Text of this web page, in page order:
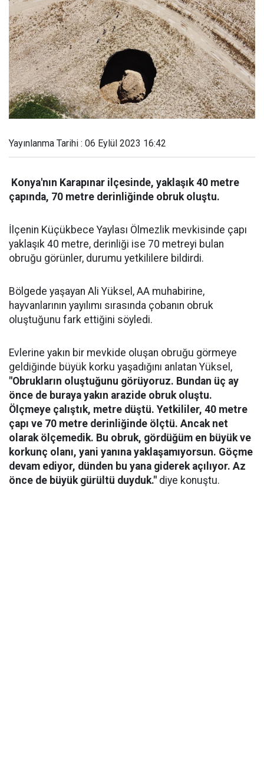
Yayınlanma Tarihi : 06 Eylül 2023 16:42
Konya'nın Karapınar ilçesinde, yaklaşık 40 metre
çapında, 70 metre derinliğinde obruk oluştu.
İlçenin Küçükbece Yaylası Ölmezlik mevkisinde çapı
yaklaşık 40 metre, derinliği ise 70 metreyi bulan
obruğu görünler, durumu yetkililere bildirdi.
Bölgede yaşayan Ali Yüksel, AA muhabirine,
hayvanlarının yayılımı sırasında çobanın obruk
oluştuğunu fark ettiğini söyledi.
Evlerine yakın bir mevkide oluşan obruğu görmeye
geldiğinde büyük korku yaşadığını anlatan Yüksel,
"Obrukların oluştuğunu görüyoruz. Bundan üç ay
önce de buraya yakın arazide obruk oluştu.
Ölçmeye çalıştık, metre düştü. Yetkililer, 40 metre
çapı ve 70 metre derinliğinde ölçtü. Ancak net
olarak ölçemedik. Bu obruk, gördüğüm en büyük ve
korkunç olanı, yani yanına yaklaşamıyorsun. Göçme
devam ediyor, dünden bu yana giderek açılıyor. Az
önce de büyük gürültü duyduk." diye konuştu.